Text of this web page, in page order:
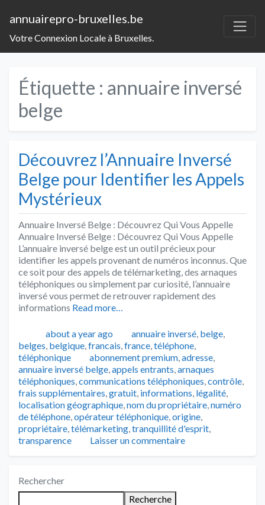
annuairepro-bruxelles.be
Votre Connexion Locale à Bruxelles.
Étiquette : annuaire inversé
belge
Découvrez l’Annuaire Inversé
Belge pour Identifier les Appels
Mystérieux
Annuaire Inversé Belge : Découvrez Qui Vous Appelle
Annuaire Inversé Belge : Découvrez Qui Vous Appelle
L’annuaire inversé belge est un outil précieux pour
identifier les appels provenant de numéros inconnus. Que
ce soit pour des appels de télémarketing, des arnaques
téléphoniques ou simplement par curiosité, l’annuaire
inversé vous permet de retrouver rapidement des
informations Read more…
Publié
about a year ago Catégories
annuaire inversé, belge,
belges, belgique,francais,france,téléphone,
téléphonique
Tags
abonnement premium,adresse,
annuaire inversé belge,appels entrants,arnaques
téléphoniques,communications téléphoniques,contrôle,
frais supplémentaires,gratuit, informations, légalité,
localisation géographique,nom du propriétaire,numéro
de téléphone,opérateur téléphonique,origine,
propriétaire,télémarketing,tranquillité d'esprit,
transparence
Laisser un commentaire
Rechercher
Recherche